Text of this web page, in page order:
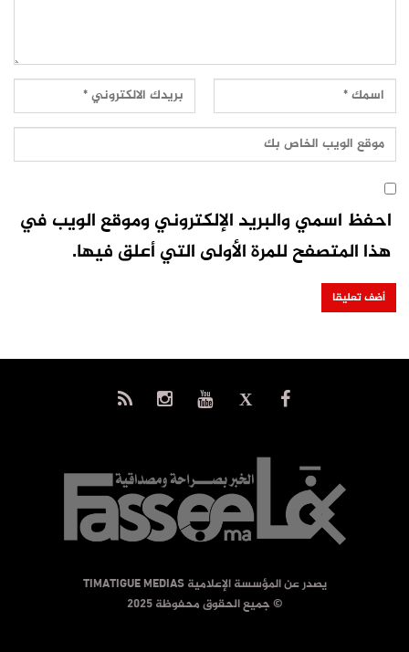
احفظ اسمي والبريد الإلكتروني وموقع الويب في
هذا المتصفح للمرة الأولى التي أعلق فيها.
يصدر عن المؤسسة الإعلامية TIMATIGUE MEDIAS
© جميع الحقوق محفوظة 2025